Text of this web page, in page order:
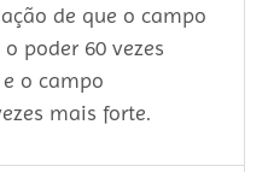
de que o campo
poder 60 vezes
o campo
mais forte.